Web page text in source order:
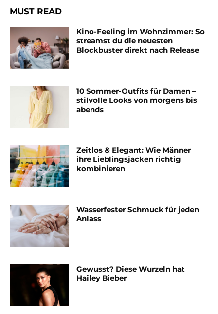
MUST READ
Kino-Feeling im Wohnzimmer: So
streamst du die neuesten
Blockbuster direkt nach Release
10 Sommer-Outfits für Damen –
stilvolle Looks von morgens bis
abends
Zeitlos & Elegant: Wie Männer
ihre Lieblingsjacken richtig
kombinieren
Wasserfester Schmuck für jeden
Anlass
Gewusst? Diese Wurzeln hat
Hailey Bieber